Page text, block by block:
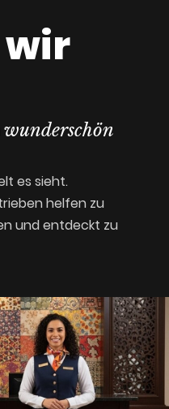
wunderschön
es sieht.
helfen zu
und entdeckt zu